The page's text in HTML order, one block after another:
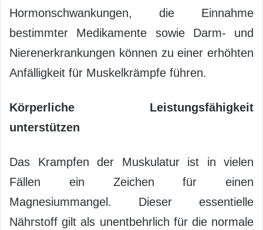
Hormonschwankungen, die Einnahme
bestimmter Medikamente sowie Darm- und
Nierenerkrankungen können zu einer erhöhten
Anfälligkeit für Muskelkrämpfe führen.
Körperliche Leistungsfähigkeit
unterstützen
Das Krampfen der Muskulatur ist in vielen
Fällen ein Zeichen für einen
Magnesiummangel. Dieser essentielle
Nährstoff gilt als unentbehrlich für die normale